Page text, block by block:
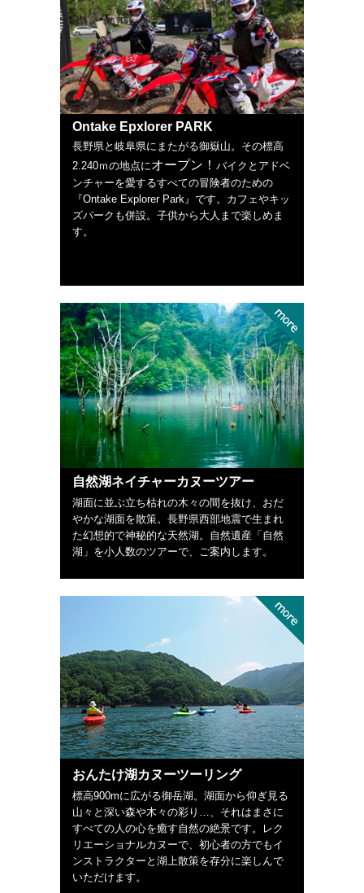
Ontake Epxlorer PARK
長野県と岐阜県にまたがる御嶽山。その標高
2.240ｍの地点にオープン！ バイクとアドベ
ンチャーを愛するすべての冒険者のための
『Ontake Explorer Park』です。カフェやキッ
ズパークも併設。子供から大人まで楽しめま
す。
自然湖ネイチャーカヌーツアー
湖面に並ぶ立ち枯れの木々の間を抜け、おだ
やかな湖面を散策。長野県西部地震で生まれ
た幻想的で神秘的な天然湖。自然遺産「自然
湖」を小人数のツアーで、ご案内します。
おんたけ湖カヌーツーリング
標高900mに広がる御岳湖。湖面から仰ぎ見る
山々と深い森や木々の彩り…、それはまさに
すべての人の心を癒す自然の絶景です。レク
リエーショナルカヌーで、初心者の方でもイ
ンストラクターと湖上散策を存分に楽しんで
いただけます。